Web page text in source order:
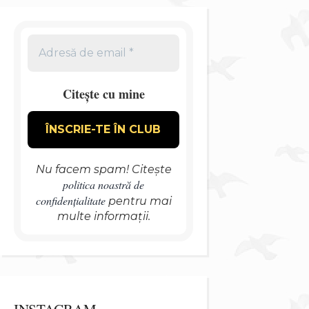
Citește cu mine
Nu facem spam! Citește
politica noastră de
confidențialitatepentru mai
multe informații.